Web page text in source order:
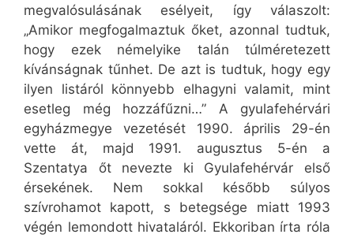
megvalósulásának esélyeit, így válaszolt:
„Amikor megfogalmaztuk őket, azonnal tudtuk,
hogy ezek némelyike talán túlméretezett
kívánságnak tűnhet. De azt is tudtuk, hogy egy
ilyen listáról könnyebb elhagyni valamit, mint
esetleg még hozzáfűzni…” A gyulafehérvári
egyházmegye vezetését 1990. április 29-én
vette át, majd 1991. augusztus 5-én a
Szentatya őt nevezte ki Gyulafehérvár első
érsekének. Nem sokkal később súlyos
szívrohamot kapott, s betegsége miatt 1993
végén lemondott hivataláról. Ekkoriban írta róla